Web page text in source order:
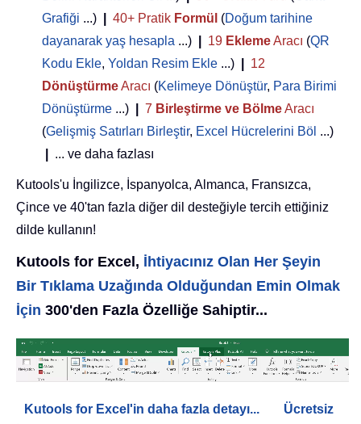
Grafiği ...) 40+ Pratik Formül (Doğum tarihine
dayanarak yaş hesapla ...) 19 EklemeAracı (QR
Kodu Ekle, Yoldan Resim Ekle ...)
12
DönüştürmeAracı (Kelimeye Dönüştür, Para Birimi
Dönüştürme ...) 7 Birleştirme ve BölmeAracı
(Gelişmiş Satırları Birleştir, Excel Hücrelerini Böl ...)
... ve daha fazlası
Kutools'u İngilizce, İspanyolca, Almanca, Fransızca,
Çince ve 40'tan fazla diğer dil desteğiyle tercih ettiğiniz
dilde kullanın!
Kutools for Excel, İhtiyacınız Olan Her Şeyin
Bir Tıklama Uzağında Olduğundan Emin Olmak
İçin 300'den Fazla Özelliğe Sahiptir...
Kutools for Excel'in daha fazla detayı...
Ücretsiz